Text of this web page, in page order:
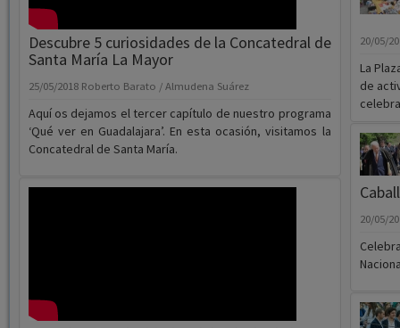
Descubre 5 curiosidades de la Concatedral de
Santa María La Mayor
25/05/2018 Roberto Barato / Almudena Suárez
Aquí os dejamos el tercer capítulo de nuestro programa
‘Qué ver en Guadalajara’. En esta ocasión, visitamos la
Concatedral de Santa María.
20/05/
La
de
20/05/